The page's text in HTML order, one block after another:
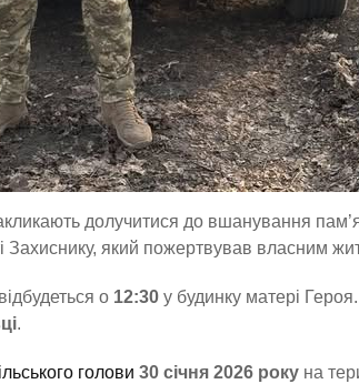
долучитися до вшанування
Захиснику, який пожертвував власним
о 12:30у будинку матері
.
голови 30 січня 2026 рокуна